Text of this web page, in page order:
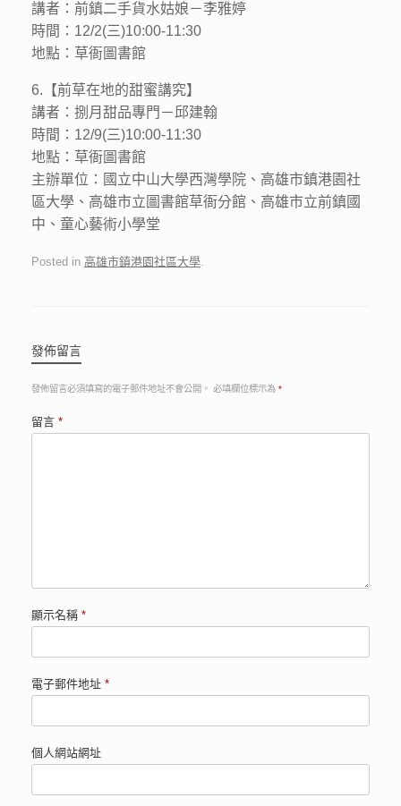
講者：前鎮二手貨水姑娘－李雅婷
時間：12/2(三)10:00-11:30
地點：草衙圖書館
6.【前草在地的甜蜜講究】
講者：捌月甜品專門－邱建翰
時間：12/9(三)10:00-11:30
地點：草衙圖書館
主辦單位：國立中山大學西灣學院、高雄市鎮港園社
區大學、高雄市立圖書館草衙分館、高雄市立前鎮國
中、童心藝術小學堂
Posted in 高雄市鎮港園社區大學
發佈留言
發佈留言必須填寫的電子郵件地址不會公開。 必填欄位標示為 *
留言 *
顯示名稱 *
電子郵件地址 *
個人網站網址